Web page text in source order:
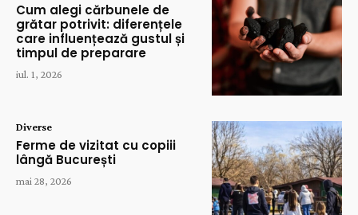
Cum alegi cărbunele de
grătar potrivit: diferențele
care influențează gustul și
timpul de preparare
iul. 1, 2026
Diverse
Ferme de vizitat cu copiii
lângă București
mai 28, 2026